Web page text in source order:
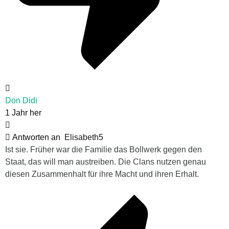
Don Didi
1 Jahr her
Antworten an
Elisabeth5
Ist sie. Früher war die Familie das Bollwerk gegen den
Staat, das will man austreiben. Die Clans nutzen genau
diesen Zusammenhalt für ihre Macht und ihren Erhalt.